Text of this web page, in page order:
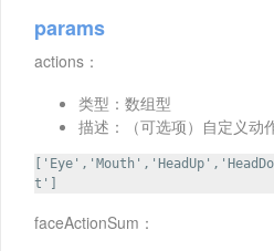
params
actions：
类型：数组型
描述：（可选项）自定义动
t']
faceActionSum：